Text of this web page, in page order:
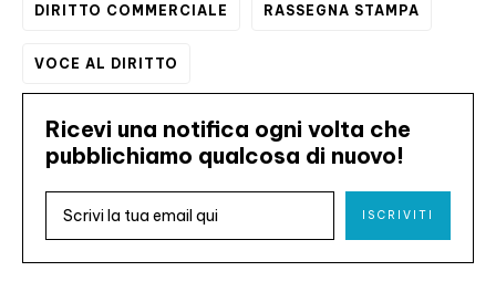
DIRITTO COMMERCIALE RASSEGNA STAMPA
VOCE AL DIRITTO
Ricevi una notifica ogni volta che
pubblichiamo qualcosa di nuovo!
ISCRIVITI